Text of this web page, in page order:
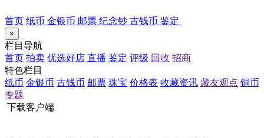
首页 纸币 金银币 邮票 纪念钞 古钱币 鉴定
×
栏目导航
首页 拍卖 优选好店 直播 鉴定 评级 回收 招商
特色栏目
纸币 金银币 古钱币 邮票 珠宝 价格表 收藏资讯 藏友观点 铜币
专题
下载客户端